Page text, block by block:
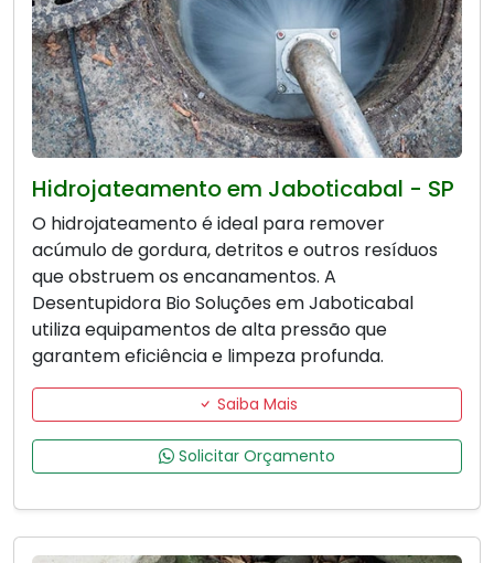
Hidrojateamento em Jaboticabal - SP
O hidrojateamento é ideal para remover
acúmulo de gordura, detritos e outros resíduos
que obstruem os encanamentos. A
Desentupidora Bio Soluções em Jaboticabal
utiliza equipamentos de alta pressão que
garantem eficiência e limpeza profunda.
Saiba Mais
Solicitar Orçamento